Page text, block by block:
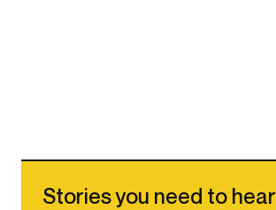
Stories you need to hear